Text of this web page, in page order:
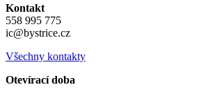
Kontakt
558 995 775
ic@bystrice.cz
Všechny kontakty
Otevírací doba